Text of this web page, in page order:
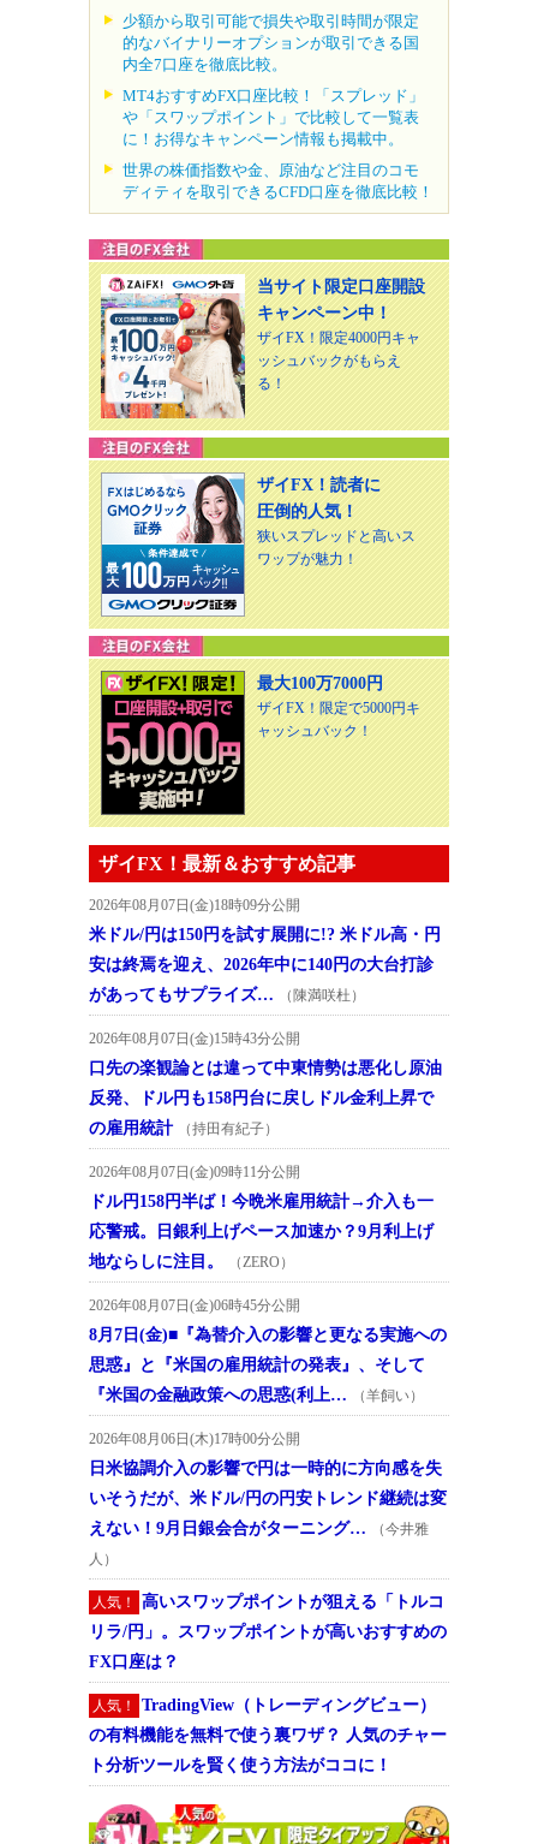
少額から取引可能で損失や取引時間が限定
的なバイナリーオプションが取引できる国
内全7口座を徹底比較。
MT4おすすめFX口座比較！「スプレッド」
や「スワップポイント」で比較して一覧表
に！お得なキャンペーン情報も掲載中。
世界の株価指数や金、原油など注目のコモ
ディティを取引できるCFD口座を徹底比較！
当サイト限定口座開設
キャンペーン中！
ザイFX！限定4000円キャ
ッシュバックがもらえ
る！
ザイFX！読者に
圧倒的人気！
狭いスプレッドと高いス
ワップが魅力！
最大100万7000円
ザイFX！限定で5000円キ
ャッシュバック！
ザイFX！最新＆おすすめ記事
2026年08月07日(金)18時09分公開
米ドル/円は150円を試す展開に!? 米ドル高・円
安は終焉を迎え、2026年中に140円の大台打診
があってもサプライズ…
（陳満咲杜）
2026年08月07日(金)15時43分公開
口先の楽観論とは違って中東情勢は悪化し原油
反発、ドル円も158円台に戻しドル金利上昇で
の雇用統計
（持田有紀子）
2026年08月07日(金)09時11分公開
ドル円158円半ば！今晩米雇用統計→介入も一
応警戒。日銀利上げペース加速か？9月利上げ
地ならしに注目。
（ZERO）
2026年08月07日(金)06時45分公開
8月7日(金)■『為替介入の影響と更なる実施への
思惑』と『米国の雇用統計の発表』、そして
『米国の金融政策への思惑(利上…
（羊飼い）
2026年08月06日(木)17時00分公開
日米協調介入の影響で円は一時的に方向感を失
いそうだが、米ドル/円の円安トレンド継続は変
えない！9月日銀会合がターニング…
（今井雅
人）
人気！
高いスワップポイントが狙える「トルコ
リラ/円」。スワップポイントが高いおすすめの
FX口座は？
人気！
TradingView（トレーディングビュー）
の有料機能を無料で使う裏ワザ？ 人気のチャー
ト分析ツールを賢く使う方法がココに！